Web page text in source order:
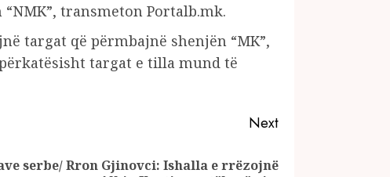
transmeton Portalb.mk.
targat që përmbajnë shenjën “MK”,
targat e tilla mund të
Next
serbe/ Rron Gjinovci: Ishalla e rrëzojnë